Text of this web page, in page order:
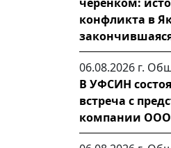
конфликта в
06.08.2026 г.
В УФСИН
встреча с
компании